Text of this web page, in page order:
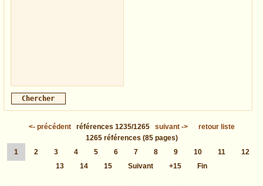
<- précédent références 1235/1265 suivant->
retour liste
1265 références (85 pages)
1
2 3 4 5 6 7 8 9 10 11
12
13
14 15 Suivant +15 Fin